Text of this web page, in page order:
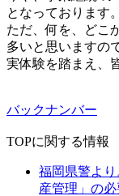
となっております。
ただ、何を、どこ
多いと思いますの
実体験を踏まえ、
バックナンバー
TOPに関する情報
福岡県警よ
産管理」の必